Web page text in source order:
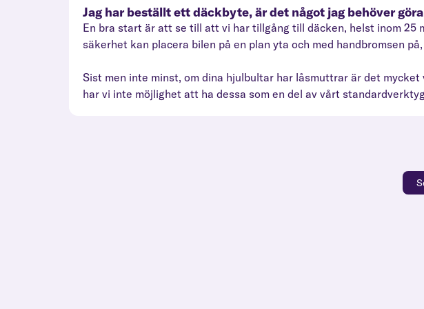
Jag har beställt ett däckbyte, är det något jag behöver
En bra start är att se till att vi har tillgång till däcken, helst inom
säkerhet kan placera bilen på en plan yta och med handbromsen
Sist men inte minst, om dina hjulbultar har låsmuttrar är det
har vi inte möjlighet att ha dessa som en del av vårt